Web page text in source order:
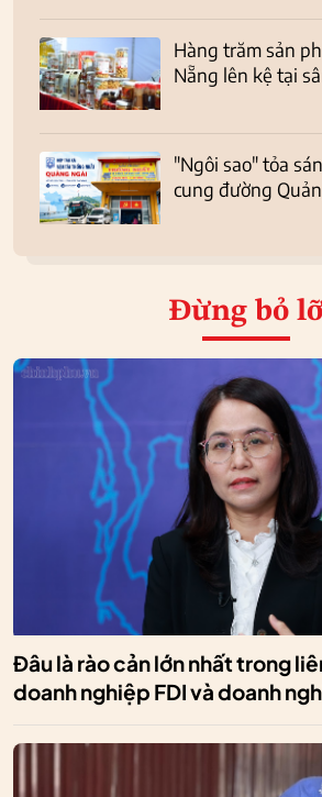
Hàng trăm sản
Nẵng lên kệ tại
"Ngôi sao" tỏa
cung đường
Đừng bỏ
Đâu là rào cản lớn nhất trong
doanh nghiệp FDI và doanh